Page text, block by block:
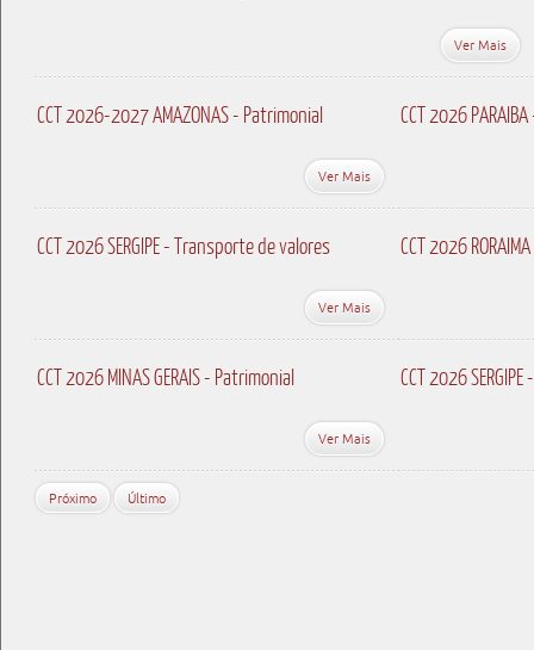
Ver Mais
CCT 2026-2027 AMAZONAS - Patrimonial
Ver Mais
CCT 2026
CCT 2026 SERGIPE - Transporte de valores
Ver Mais
CCT 2026
CCT 2026 MINAS GERAIS - Patrimonial
Ver Mais
CCT 2026
Próximo Último